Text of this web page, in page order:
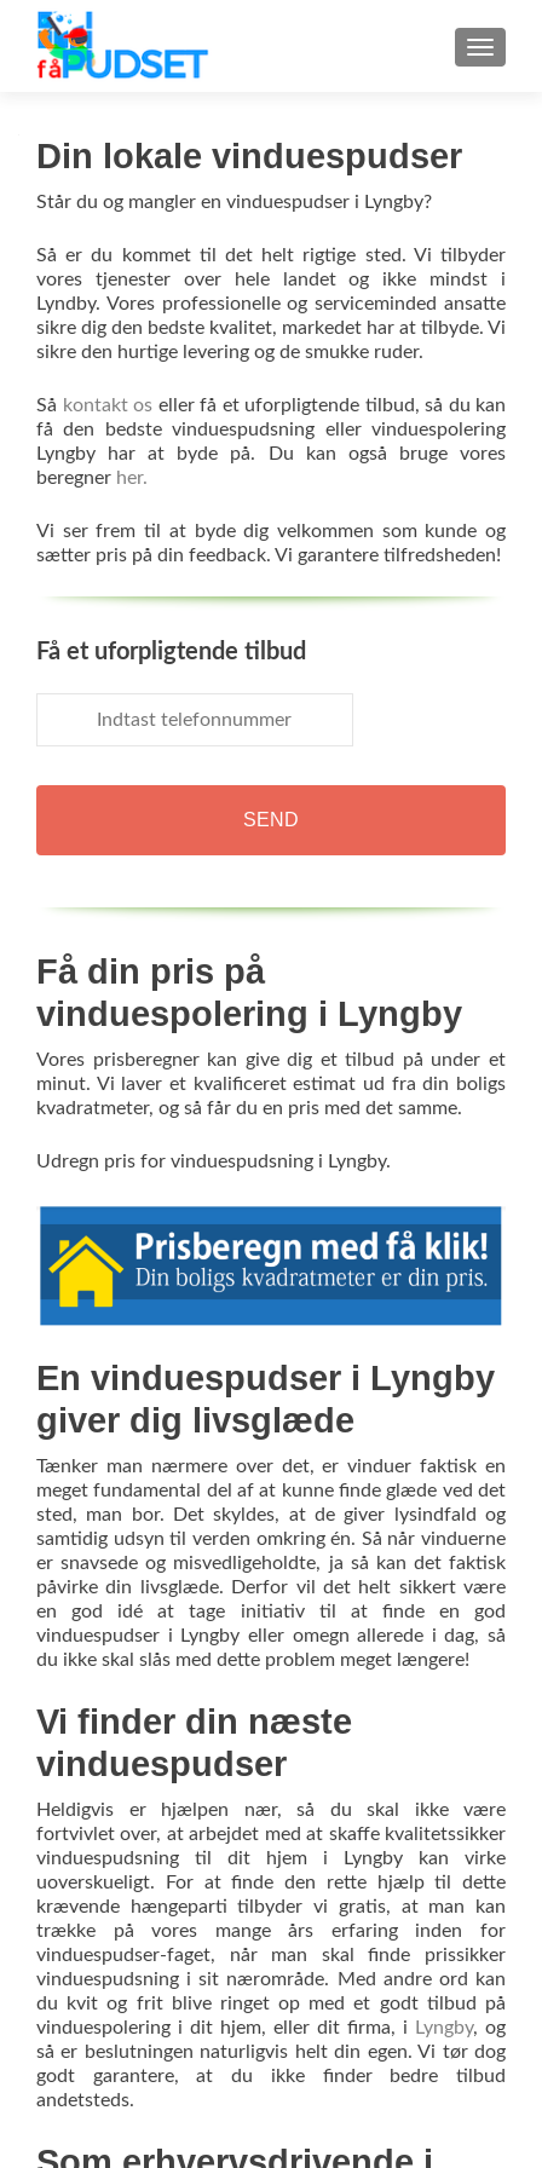
MENU
Din lokale vinduespudser
Står du og mangler en vinduespudser i Lyngby?
Så er du kommet til det helt rigtige sted. Vi tilbyder
vores tjenester over hele landet og ikke mindst i
Lyndby. Vores professionelle og serviceminded ansatte
sikre dig den bedste kvalitet, markedet har at tilbyde. Vi
sikre den hurtige levering og de smukke ruder.
Så kontakt os eller få et uforpligtende tilbud, så du kan
få den bedste vinduespudsning eller vinduespolering
Lyngby har at byde på. Du kan også bruge vores
beregner her.
Vi ser frem til at byde dig velkommen som kunde og
sætter pris på din feedback. Vi garantere tilfredsheden!
Få et uforpligtende tilbud
telefonnummer
Få din pris på
vinduespolering i Lyngby
Vores prisberegner kan give dig et tilbud på under et
minut. Vi laver et kvalificeret estimat ud fra din boligs
kvadratmeter, og så får du en pris med det samme.
Udregn pris for vinduespudsning i Lyngby.
En vinduespudser i Lyngby
giver dig livsglæde
Tænker man nærmere over det, er vinduer faktisk en
meget fundamental del af at kunne finde glæde ved det
sted, man bor. Det skyldes, at de giver lysindfald og
samtidig udsyn til verden omkring én. Så når vinduerne
er snavsede og misvedligeholdte, ja så kan det faktisk
påvirke din livsglæde. Derfor vil det helt sikkert være
en god idé at tage initiativ til at finde en god
vinduespudser i Lyngby eller omegn allerede i dag, så
du ikke skal slås med dette problem meget længere!
Vi finder din næste
vinduespudser
Heldigvis er hjælpen nær, så du skal ikke være
fortvivlet over, at arbejdet med at skaffe kvalitetssikker
vinduespudsning til dit hjem i Lyngby kan virke
uoverskueligt. For at finde den rette hjælp til dette
krævende hængeparti tilbyder vi gratis, at man kan
trække på vores mange års erfaring inden for
vinduespudser-faget, når man skal finde prissikker
vinduespudsning i sit nærområde. Med andre ord kan
du kvit og frit blive ringet op med et godt tilbud på
vinduespolering i dit hjem, eller dit firma, i Lyngby, og
så er beslutningen naturligvis helt din egen. Vi tør dog
godt garantere, at du ikke finder bedre tilbud
andetsteds.